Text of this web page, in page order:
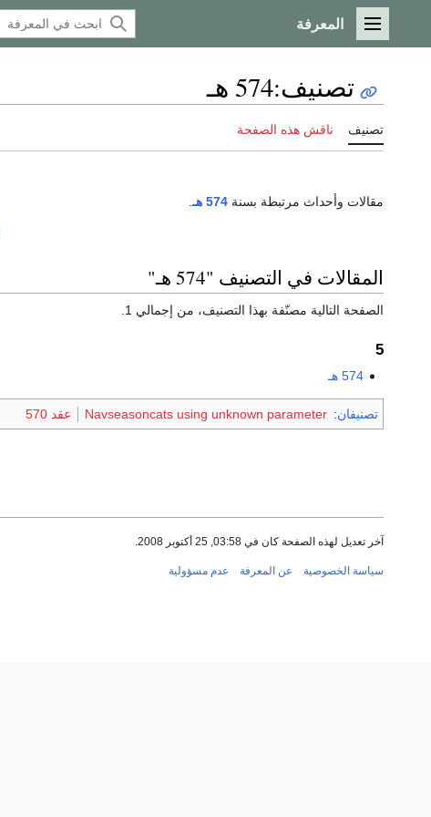
القائمة الرئيسية
المعرفة
تصنيف:574 هـ
تصنيف ناقش هذه الصفحة
مقالات وأحداث مرتبطة بسنة 574 هـ
.
المقالات في التصنيف "574 هـ"
الصفحة التالية مصنّفة بهذا التصنيف، من إجمالي 1.
5
574 هـ
تصنيفان:
Navseasoncats using unknown parameter عقد 570
آخر تعديل لهذه الصفحة كان في 03:58, 25 أكتوبر 2008.
سياسة الخصوصية عن المعرفة عدم مسؤولية